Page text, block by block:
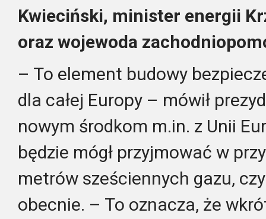
Kwieciński, minister energii
oraz wojewoda
– To element budowy
dla całej Europy – mówił
nowym środkom m.in. z Unii
będzie mógł przyjmować w
metrów sześciennych gazu,
obecnie. – To oznacza, że